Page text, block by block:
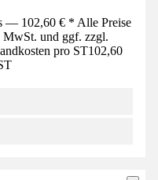
— 102,60 € * Alle Preise
und ggf. zzgl.
pro ST102,60